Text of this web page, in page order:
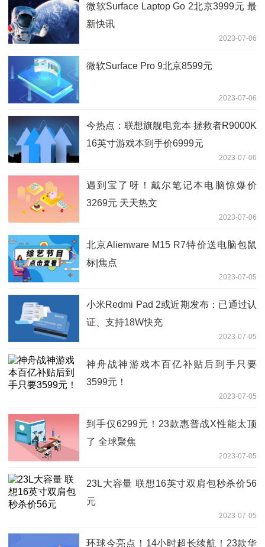
微软Surface Laptop Go 2北京3999元 最
新快讯
2023-07-06
微软Surface Pro 9北京8599元
2023-07-06
今热点：联想旗舰电竞本 拯救者R9000K
16英寸游戏本到手价6999元
2023-07-06
遇到宝了呀！戴尔笔记本电脑惊爆价
3269元 天天热文
2023-07-06
北京Alienware M15 R7特价送电脑包鼠
标|焦点
2023-07-05
小米Redmi Pad 2或近期发布：已通过认
证、支持18W快充
2023-07-05
神舟战神游戏本百亿补贴后到手只要
3599元！
2023-07-05
到手仅6299元！23款惠普战X性能太顶
了 全球聚焦
2023-07-05
23L大容量 联想16英寸双肩包秒杀价56
元
2023-07-05
环球今亮点！14小时超长续航！23款华